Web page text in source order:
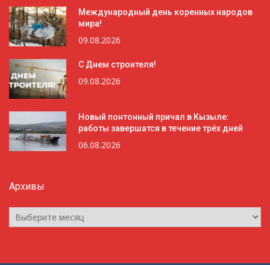
Международный день коренных народов
мира!
09.08.2026
С Днем строителя!
09.08.2026
Новый понтонный причал в Кызыле:
работы завершатся в течение трёх дней
06.08.2026
Архивы
Архивы